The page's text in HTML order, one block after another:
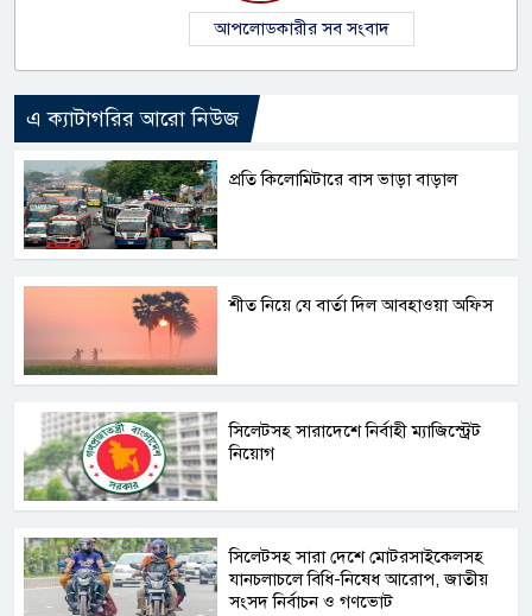
আপলোডকারীর সব সংবাদ
এ ক্যাটাগরির আরো নিউজ
প্রতি কিলোমিটারে বাস ভাড়া বাড়াল
শীত নিয়ে যে বার্তা দিল আবহাওয়া অফিস
সিলেটসহ সারাদেশে নির্বাহী ম্যাজিস্ট্রেট
নিয়োগ
সিলেটসহ সারা দেশে মোটরসাইকেলসহ
যানচলাচলে বিধি-নিষেধ আরোপ, জাতীয়
সংসদ নির্বাচন ও গণভোট